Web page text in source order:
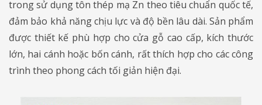
trong sử dụng tôn thép mạ Zn theo tiêu chuẩn quốc tế,
đảm bảo khả năng chịu lực và độ bền lâu dài. Sản phẩm
được thiết kế phù hợp cho cửa gỗ cao cấp, kích thước
lớn, hai cánh hoặc bốn cánh, rất thích hợp cho các công
trình theo phong cách tối giản hiện đại.